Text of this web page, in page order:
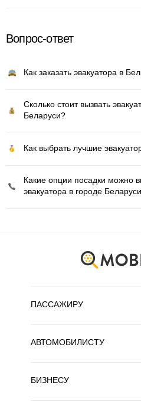
Вопрос-ответ
Как заказать эвакуатора в
Сколько стоит вызвать
Беларуси?
Как выбрать лучшие
Какие опции посадки можно
эвакуатора в городе
ПАССАЖИРУ
АВТОМОБИЛИСТУ
БИЗНЕСУ